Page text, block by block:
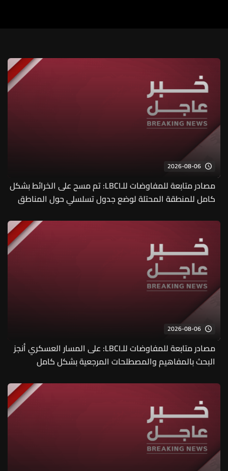
2026-08-06
مصادر متابعة للمفاوضات للـLBCI: تم مسح على الخرائط بشكل
كامل للمنطقة المحتلة لوضع جدول تسلسلي حول المناطق
بهذا الموضوع
2026-08-06
مصادر متابعة للمفاوضات للـLBCI: على المسار العسكري أنجز
البحث بالمفاهيم والمصطلحات المرجعية بشكل كامل